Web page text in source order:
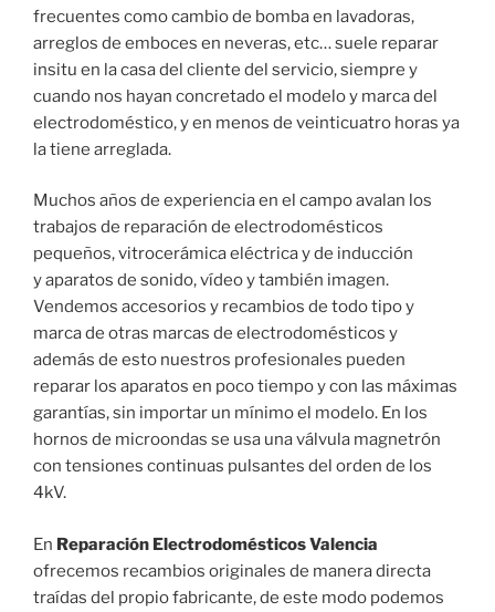
frecuentes como cambio de bomba en lavadoras,
arreglos de emboces en neveras, etc… suele reparar
insitu en la casa del cliente del servicio, siempre y
cuando nos hayan concretado el modelo y marca del
electrodoméstico, y en menos de veinticuatro horas ya
la tiene arreglada.
Muchos años de experiencia en el campo avalan los
trabajos de reparación de electrodomésticos
pequeños, vitrocerámica eléctrica y de inducción
y aparatos de sonido, vídeo y también imagen.
Vendemos accesorios y recambios de todo tipo y
marca de otras marcas de electrodomésticos y
además de esto nuestros profesionales pueden
reparar los aparatos en poco tiempo y con las máximas
garantías, sin importar un mínimo el modelo. En los
hornos de microondas se usa una válvula magnetrón
con tensiones continuas pulsantes del orden de los
4kV.
En Reparación Electrodomésticos Valencia
ofrecemos recambios originales de manera directa
traídas del propio fabricante, de este modo podemos